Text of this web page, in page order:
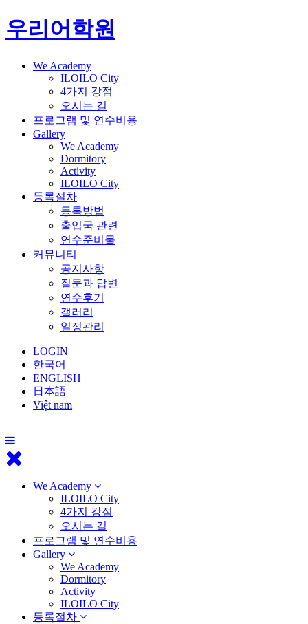
우리어학원
We Academy
ILOILO City
4가지 강점
오시는 길
프로그램 및 연수비용
Gallery
We Academy
Dormitory
Activity
ILOILO City
등록절차
등록방법
출입국 관련
연수준비물
커뮤니티
공지사항
질문과 답변
연수후기
갤러리
일정관리
LOGIN
한국어
ENGLISH
日本語
Việt nam
We Academy
ILOILO City
4가지 강점
오시는 길
프로그램 및 연수비용
Gallery
We Academy
Dormitory
Activity
ILOILO City
등록절차